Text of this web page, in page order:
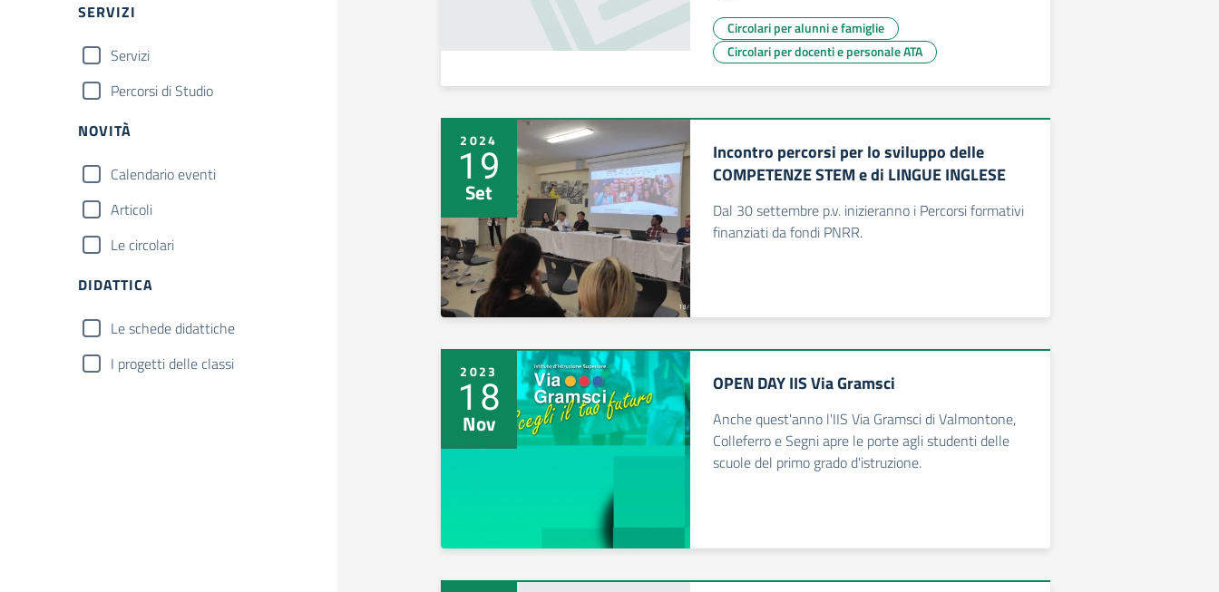
SERVIZI
Servizi
Percorsi di Studio
NOVITÀ
Calendario eventi
Articoli
Le circolari
DIDATTICA
Le schede didattiche
I progetti delle classi
Circolari per alunni e famiglie
Circolari per docenti e personale ATA
2024
19
Set
Incontro percorsi per lo sviluppo delle
COMPETENZE STEM e di LINGUE INGLESE
Dal 30 settembre p.v. inizieranno i Percorsi formativi
finanziati da fondi PNRR.
2023
18
Nov
OPEN DAY IIS Via Gramsci
Anche quest'anno l'IIS Via Gramsci di Valmontone,
Colleferro e Segni apre le porte agli studenti delle
scuole del primo grado d'istruzione.